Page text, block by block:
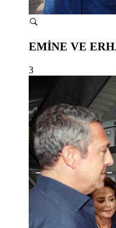
EMİNE VE
3